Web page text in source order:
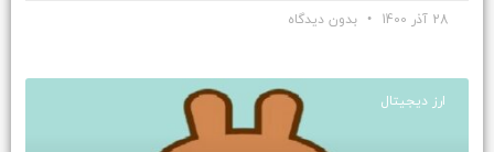
28 آذر 1400 بدون دیدگاه
ارز دیجیتال